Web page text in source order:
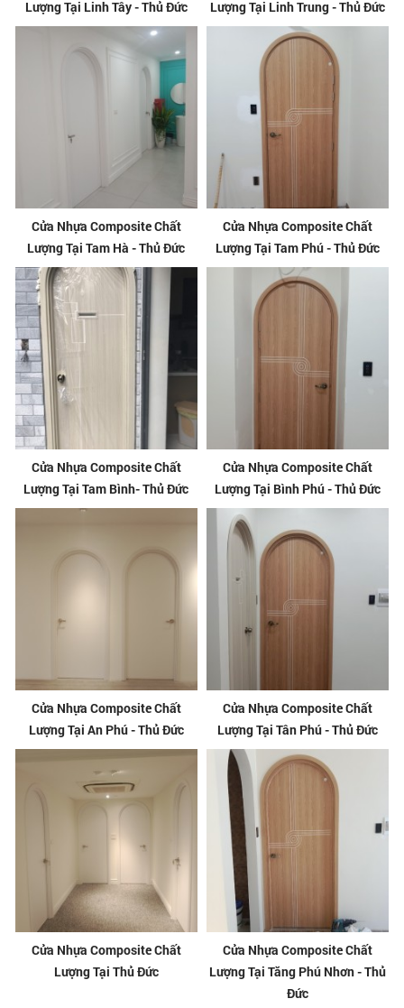
Lượng Tại Linh Tây - Thủ Đức Lượng Tại Linh Trung - Thủ Đức
Cửa Nhựa Composite Chất
Lượng Tại Tam Hà - Thủ Đức
Cửa Nhựa Composite Chất
Lượng Tại Tam Phú - Thủ Đức
Cửa Nhựa Composite Chất
Lượng Tại Tam Bình- Thủ Đức
Cửa Nhựa Composite Chất
Lượng Tại Bình Phú - Thủ Đức
Cửa Nhựa Composite Chất
Lượng Tại An Phú - Thủ Đức
Cửa Nhựa Composite Chất
Lượng Tại Tân Phú - Thủ Đức
Cửa Nhựa Composite Chất
Lượng Tại Thủ Đức
Cửa Nhựa Composite Chất
Lượng Tại Tăng Phú Nhơn - Thủ
Đức